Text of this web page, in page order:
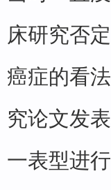
床研究否
癌症的看
究论文发
一表型进